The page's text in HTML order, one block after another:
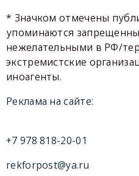
* Значком отмечены
упоминаются
нежелательными в РФ/
экстремистские
иноагенты.
Реклама на сайте:
+7 978 818-20-01
rekforpost@ya.ru